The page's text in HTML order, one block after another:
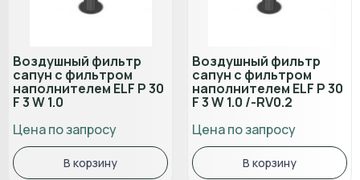
Воздушный фильтр
сапун с фильтром
наполнителем ELF P 30
F 3 W 1.0
Цена по запросу
В корзину
Воздушный фильтр
сапун с фильтром
наполнителем ELF P 30
F 3 W 1.0 /-RV0.2
Цена по запросу
В корзину